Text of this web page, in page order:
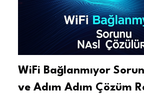
WiFi Bağlanmıyor
ve Adım Adım Çözüm